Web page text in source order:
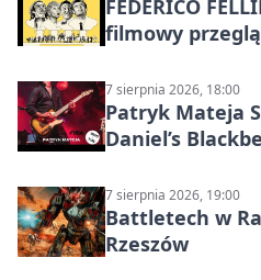
FEDERICO
filmowy
7 sierpnia 2026, 18:00
Patryk Mateja
Daniel’s
7 sierpnia 2026, 19:00
Battletech w
Rzeszów